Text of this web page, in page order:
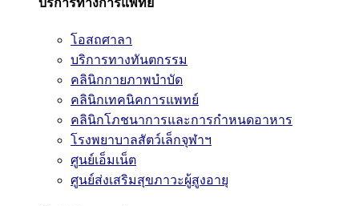
โอสถศาลา
บริการทางทันตกรรม
คลินิกกายภาพบำบัด
คลินิกเทคนิคการแพทย์
คลินิกโภชนาการและการกำหนดอาหาร
โรงพยาบาลสัตว์เล็กจุฬาฯ
ศูนย์เอ็มเน็ต
ศูนย์ส่งเสริมสุขภาวะผู้สูงอายุ